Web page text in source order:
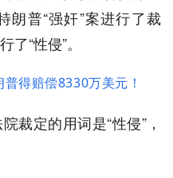
朗普“强奸”案进行了裁
“性侵”。
裁定的用词是“性侵”，